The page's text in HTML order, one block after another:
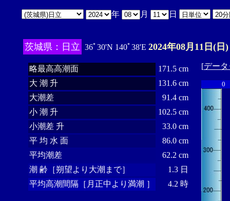
年 月 日
茨城県：日立 36ﾟ30'N 140ﾟ38'E 2024年08月11日(日)
略最高高潮面
171.5 cm
大 潮 升
131.6 cm
大潮差
91.4 cm
小 潮 升
102.5 cm
小潮差 升
33.0 cm
平 均 水 面
86.0 cm
平均潮差
62.2 cm
潮 齢［朔望より大潮まで］
1.3 日
平均高潮間隔［月正中より満潮 ］
4.2 時
[デー
0